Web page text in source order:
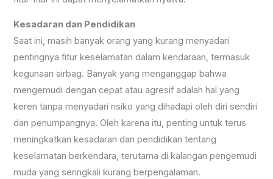
Kesadaran dan Pendidikan
Saat ini, masih banyak orang yang kurang menyadari
pentingnya fitur keselamatan dalam kendaraan, termasuk
kegunaan airbag. Banyak yang menganggap bahwa
mengemudi dengan cepat atau agresif adalah hal yang
keren tanpa menyadari risiko yang dihadapi oleh diri sendiri
dan penumpangnya. Oleh karena itu, penting untuk terus
meningkatkan kesadaran dan pendidikan tentang
keselamatan berkendara, terutama di kalangan pengemudi
muda yang seringkali kurang berpengalaman.